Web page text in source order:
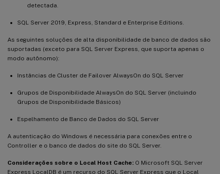
detectada.
SQL Server 2019, Express, Standard e Enterprise Editions.
As seguintes soluções de alta disponibilidade de banco de dados são
suportadas (exceto para SQL Server Express, que suporta apenas o
modo autônomo):
Instâncias de Cluster de Failover AlwaysOn do SQL Server
Grupos de Disponibilidade AlwaysOn do SQL Server (incluindo
Grupos de Disponibilidade Básicos)
Espelhamento de Banco de Dados do SQL Server
A autenticação do Windows é necessária para conexões entre o
Controller e o banco de dados do site do SQL Server.
Considerações sobre o Local Host Cache: O Microsoft SQL Server
Express LocalDB é um recurso do SQL Server Express que o Local